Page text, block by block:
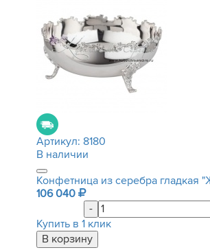
Артикул: 8180
В наличии
Конфетница из серебра гладкая
106 040
-
Купить в 1 клик